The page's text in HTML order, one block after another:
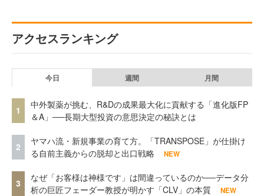
アクセスランキング
今日 週間 月間
1
中外製薬が挑む、R&Dの成果最大化に貢献する「進化版FP
＆A」──長期大型投資の意思決定の秘訣とは
2
ヤマハ流・新規事業の育て方。「TRANSPOSE」が仕掛け
る自前主義からの脱却と出口戦略
NEW
3
なぜ「お客様は神様です」は間違っているのか──データ分
析の巨匠フェーダー教授が明かす「CLV」の本質
NEW